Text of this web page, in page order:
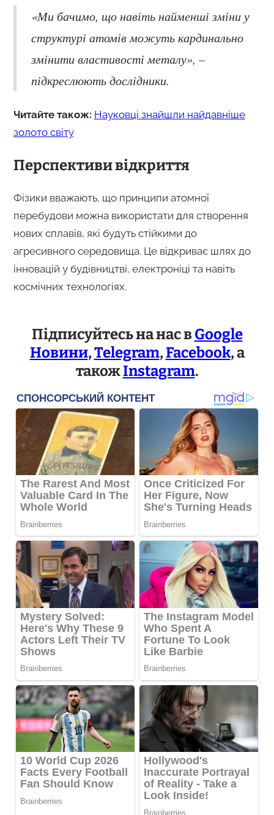
«Ми бачимо, що навіть найменші зміни у
структурі атомів можуть кардинально
змінити властивості металу», –
підкреслюють дослідники.
Читайте також: Науковці знайшли найдавніше
золото світу
Перспективи відкриття
Фізики вважають, що принципи атомної
перебудови можна використати для створення
нових сплавів, які будуть стійкими до
агресивного середовища. Це відкриває шлях до
інновацій у будівництві, електроніці та навіть
космічних технологіях.
Підписуйтесь на нас вGoogle
Новини,Telegram,Facebook, а
такожInstagram.